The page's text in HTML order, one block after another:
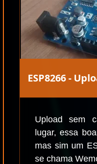
ESP8266 -
Upload sem
lugar, essa
mas sim um
se chama